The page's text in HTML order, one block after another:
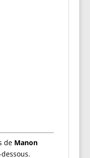
de Manon